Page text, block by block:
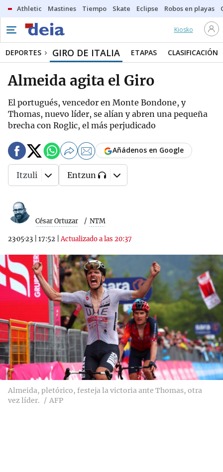
Athletic Mastines Tiempo Skate Eclipse Robos en playas
Kiosko
DEPORTES GIRO DE ITALIA ETAPAS CLASIFICACIÓN
Almeida agita el Giro
El portugués, vencedor en Monte Bondone, y
Thomas, nuevo líder, se alían y abren una pequeña
brecha con Roglic, el más perjudicado
César Ortuzar NTM
23·05·23 17:52 |Actualizado a las 20:37
Añádenos en Google
Itzuli Entzun
Almeida, pletórico, festeja la victoria ante Thomas, otra
vez líder.
AFP